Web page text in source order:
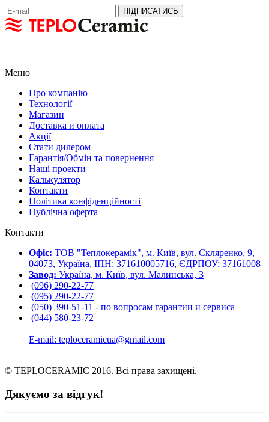
Меню
Про компанію
Технології
Магазин
Доставка и оплата
Акції
Стати дилером
Гарантія/Обмін та повернення
Наші проекти
Калькулятор
Контакти
Політика конфіденційності
Публічна оферта
Контакти
Офіс: ТОВ "Теплокерамік", м. Київ, вул. Скляренко, 9,
04073, Україна, ІПН: 371610005716, ЄДРПОУ: 37161008
Завод: Україна, м. Київ, вул. Малинська, 3
(096) 290-22-77
(095) 290-22-77
(050) 390-51-11 - по вопросам гарантии и cервиса
(044) 580-23-72
E-mail: teploceramicua@gmail.com
© TEPLOCERAMIC 2016. Всі права захищені.
Дякуємо за відгук!